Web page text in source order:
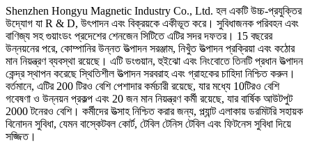
Shenzhen Hongyu Magnetic Industry Co., Ltd. হল একটি উচ্চ-প্রযুক্তির
উদ্যোগ যা R & D, উৎপাদন এবং বিক্রয়কে একীভূত করে। সুবিধাজনক পরিবহন এবং
বাণিজ্য সহ গুয়াংডং প্রদেশের শেনজেন সিটিতে এটির সদর দফতর। 15 বছরের
উন্নয়নের পরে, কোম্পানির উন্নত উত্পাদন সরঞ্জাম, নিখুঁত উত্পাদন প্রক্রিয়া এবং কঠোর
মান নিয়ন্ত্রণ ব্যবস্থা রয়েছে। এটি ডংগুয়ান, হুইঝো এবং নিংবোতে তিনটি প্রধান উত্পাদন
কেন্দ্র স্থাপন করেছে স্থিতিশীল উত্পাদন সরবরাহ এবং গ্রাহকের চাহিদা নিশ্চিত করুন।
বর্তমানে, এটির 200 টিরও বেশি পেশাদার কর্মচারী রয়েছে, যার মধ্যে 10টিরও বেশি
গবেষণা ও উন্নয়ন প্রকল্প এবং 20 জন মান নিয়ন্ত্রণ কর্মী রয়েছে, যার বার্ষিক আউটপুট
2000 টনেরও বেশি। কর্মীদের উত্সাহ নিশ্চিত করার জন্য, প্ল্যান্ট এলাকায় ডরমিটরি সহায়ক
বিনোদন সুবিধা, যেমন বাস্কেটবল কোর্ট, টেবিল টেনিস টেবিল এবং ফিটনেস সুবিধা দিয়ে
সজ্জিত।